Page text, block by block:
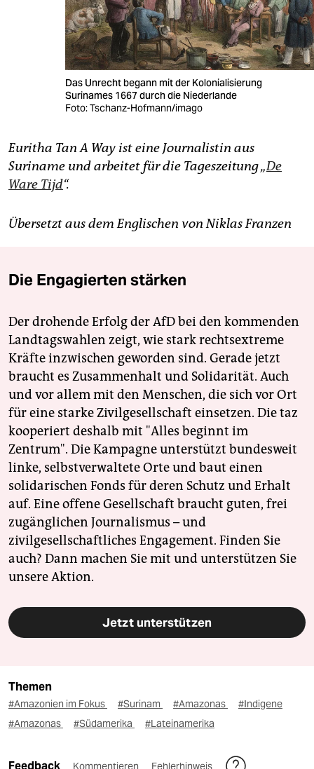
Das Unrecht begann mit der Kolonialisierung
Surinames 1667 durch die Niederlande
Foto: Tschanz-Hofmann/imago
Euritha Tan A Way ist eine Journalistin aus
Suriname und arbeitet für die Tageszeitung „De
Ware Tijd“.
Übersetzt aus dem Englischen von Niklas Franzen
Die Engagierten stärken
Der drohende Erfolg der AfD bei den kommenden
Landtagswahlen zeigt, wie stark rechtsextreme
Kräfte inzwischen geworden sind. Gerade jetzt
braucht es Zusammenhalt und Solidarität. Auch
und vor allem mit den Menschen, die sich vor Ort
für eine starke Zivilgesellschaft einsetzen. Die taz
kooperiert deshalb mit "Alles beginnt im
Zentrum". Die Kampagne unterstützt bundesweit
linke, selbstverwaltete Orte und baut einen
solidarischen Fonds für deren Schutz und Erhalt
auf. Eine offene Gesellschaft braucht guten, frei
zugänglichen Journalismus – und
zivilgesellschaftliches Engagement. Finden Sie
auch? Dann machen Sie mit und unterstützen Sie
unsere Aktion.
Jetzt unterstützen
Themen
#Amazonien im Fokus #Surinam #Amazonas
#Indigene
#Amazonas
#Südamerika #Lateinamerika
Feedback Kommentieren Fehlerhinweis